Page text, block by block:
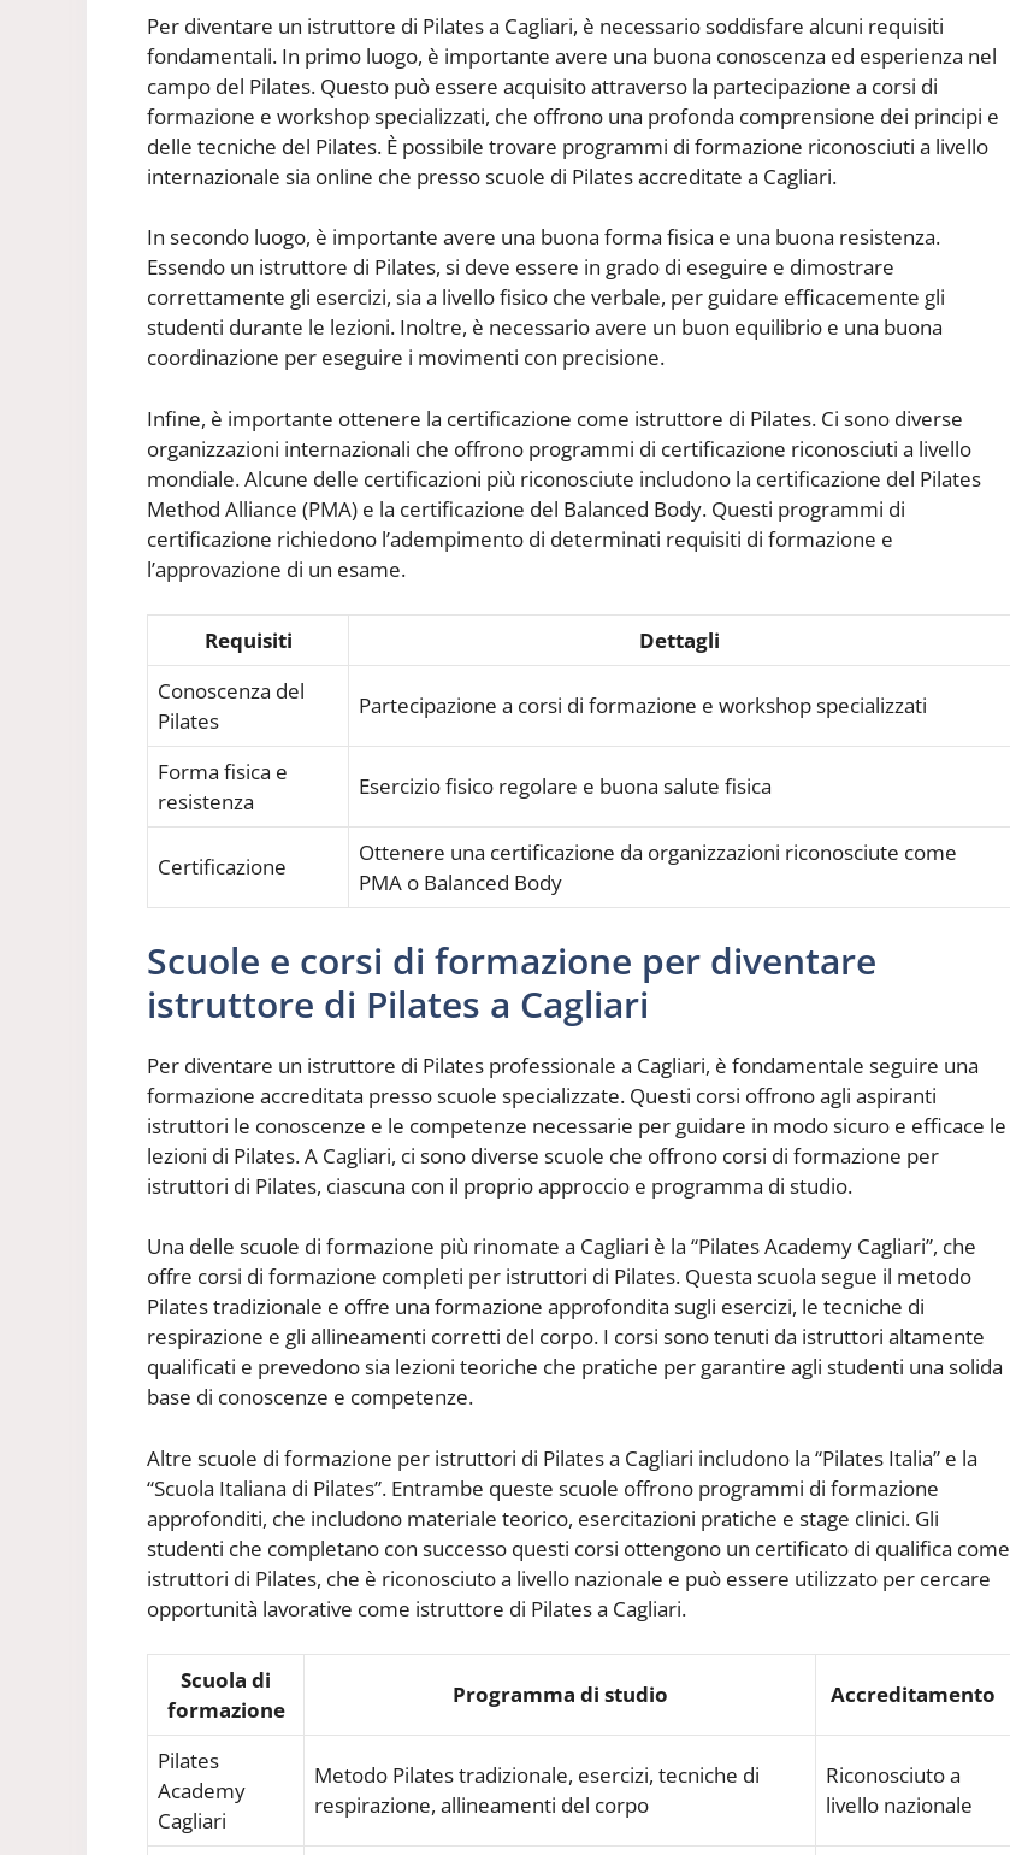
Per diventare un istruttore di Pilates a Cagliari, è necessario soddisfare alcuni requisiti
fondamentali. In primo luogo, è importante avere una buona conoscenza ed esperienza nel
campo del Pilates. Questo può essere acquisito attraverso la partecipazione a corsi di
formazione e workshop specializzati, che offrono una profonda comprensione dei principi e
delle tecniche del Pilates. È possibile trovare programmi di formazione riconosciuti a livello
internazionale sia online che presso scuole di Pilates accreditate a Cagliari.
In secondo luogo, è importante avere una buona forma fisica e una buona resistenza.
Essendo un istruttore di Pilates, si deve essere in grado di eseguire e dimostrare
correttamente gli esercizi, sia a livello fisico che verbale, per guidare efficacemente gli
studenti durante le lezioni. Inoltre, è necessario avere un buon equilibrio e una buona
coordinazione per eseguire i movimenti con precisione.
Infine, è importante ottenere la certificazione come istruttore di Pilates. Ci sono diverse
organizzazioni internazionali che offrono programmi di certificazione riconosciuti a livello
mondiale. Alcune delle certificazioni più riconosciute includono la certificazione del Pilates
Method Alliance (PMA) e la certificazione del Balanced Body. Questi programmi di
certificazione richiedono l’adempimento di determinati requisiti di formazione e
l’approvazione di un esame.
Requisiti
Dettagli
Conoscenza del
Pilates
Partecipazione a corsi di formazione e workshop specializzati
Forma fisica e
resistenza
Esercizio fisico regolare e buona salute fisica
Certificazione
Ottenere una certificazione da organizzazioni riconosciute come
PMA o Balanced Body
Scuole e corsi di formazione per diventare
istruttore di Pilates a Cagliari
Per diventare un istruttore di Pilates professionale a Cagliari, è fondamentale seguire una
formazione accreditata presso scuole specializzate. Questi corsi offrono agli aspiranti
istruttori le conoscenze e le competenze necessarie per guidare in modo sicuro e efficace le
lezioni di Pilates. A Cagliari, ci sono diverse scuole che offrono corsi di formazione per
istruttori di Pilates, ciascuna con il proprio approccio e programma di studio.
Una delle scuole di formazione più rinomate a Cagliari è la “Pilates Academy Cagliari”, che
offre corsi di formazione completi per istruttori di Pilates. Questa scuola segue il metodo
Pilates tradizionale e offre una formazione approfondita sugli esercizi, le tecniche di
respirazione e gli allineamenti corretti del corpo. I corsi sono tenuti da istruttori altamente
qualificati e prevedono sia lezioni teoriche che pratiche per garantire agli studenti una solida
base di conoscenze e competenze.
Altre scuole di formazione per istruttori di Pilates a Cagliari includono la “Pilates Italia” e la
“Scuola Italiana di Pilates”. Entrambe queste scuole offrono programmi di formazione
approfonditi, che includono materiale teorico, esercitazioni pratiche e stage clinici. Gli
studenti che completano con successo questi corsi ottengono un certificato di qualifica come
istruttori di Pilates, che è riconosciuto a livello nazionale e può essere utilizzato per cercare
opportunità lavorative come istruttore di Pilates a Cagliari.
Scuola di
formazione
Programma di studio Accreditamento
Pilates
Academy
Cagliari
Metodo Pilates tradizionale, esercizi, tecniche di
respirazione, allineamenti del corpo
Riconosciuto a
livello nazionale